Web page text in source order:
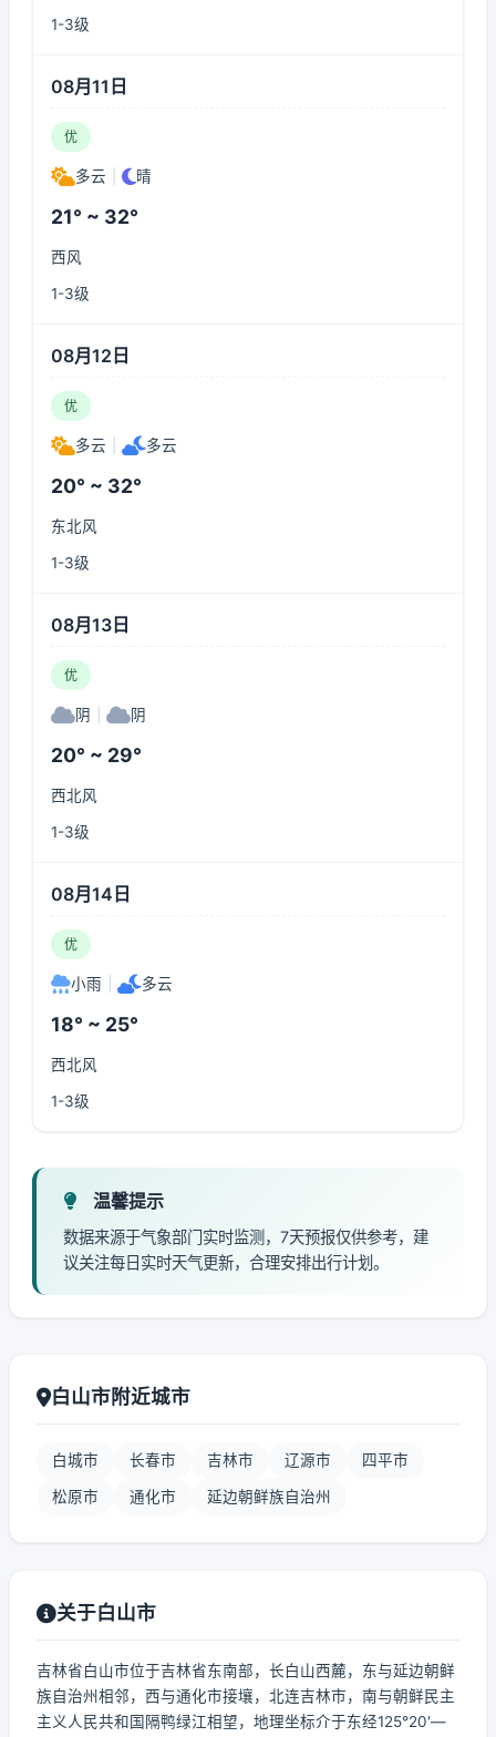
1-3级
08月11日
优
多云 晴
21° ~ 32°
西风
1-3级
08月12日
优
多云 多云
20° ~ 32°
东北风
1-3级
08月13日
优
阴 阴
20° ~ 29°
西北风
1-3级
08月14日
优
小雨 多云
18° ~ 25°
西北风
1-3级
温馨提示
数据来源于气象部门实时监测，7天预报仅供参考，建
议关注每日实时天气更新，合理安排出行计划。
白山市附近城市
白城市 长春市 吉林市 辽源市 四平市
松原市 通化市 延边朝鲜族自治州
关于白山市
吉林省白山市位于吉林省东南部，长白山西麓，东与延边朝鲜
族自治州相邻，西与通化市接壤，北连吉林市，南与朝鲜民主
主义人民共和国隔鸭绿江相望，地理坐标介于东经125°20′—